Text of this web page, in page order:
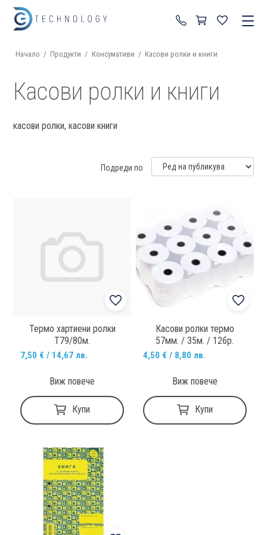
+359 87 822 99 92
Начало / Продукти / Консумативи / Касови ролки и книги
Касови ролки и книги
касови ролки, касови книги
Подреди по
Термо хартиени ролки
Т79/80м.
7,50 € / 14,67 лв.
Купи
Виж повече
Касови ролки термо
57мм. / 35м. / 12бр.
4,50 € / 8,80 лв.
Купи
Виж повече